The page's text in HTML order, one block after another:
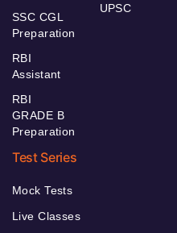
SSC CGL
Preparation
RBI
Assistant
RBI
GRADE B
Preparation
UPSC
Test Series
Mock Tests
Live Classes